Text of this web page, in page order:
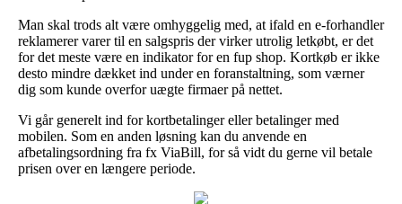
Man skal trods alt være omhyggelig med, at ifald en e-forhandler
reklamerer varer til en salgspris der virker utrolig letkøbt, er det
for det meste være en indikator for en fup shop. Kortkøb er ikke
desto mindre dækket ind under en foranstaltning, som værner
dig som kunde overfor uægte firmaer på nettet.
Vi går generelt ind for kortbetalinger eller betalinger med
mobilen. Som en anden løsning kan du anvende en
afbetalingsordning fra fx ViaBill, for så vidt du gerne vil betale
prisen over en længere periode.